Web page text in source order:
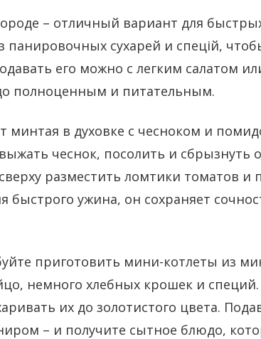
– отличный вариант для
панировочных сухарей и спецій,
его можно с легким салатом
полноценным и питательным.
минтая в духовке с чесноком и
чеснок, посолить и сбрызнуть
разместить ломтики томатов и
быстрого ужина, он сохраняет
приготовить мини-котлеты из
немного хлебных крошек и
их до золотистого цвета.
– и получите сытное блюдо,